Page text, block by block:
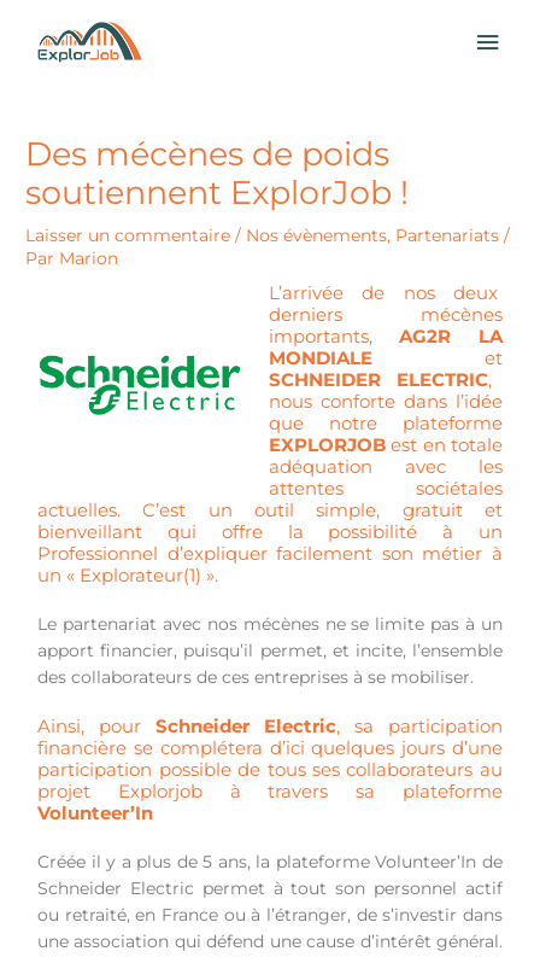
contenu
Des mécènes de poids
soutiennent ExplorJob !
Laisser un commentaire / Nos évènements, Partenariats /
Par Marion
L’arrivée de nos deux
derniers mécènes
importants,AG2R LA
MONDIALE et
SCHNEIDER ELECTRIC,
nous conforte dans l’idée
que notre plateforme
EXPLORJOBest en totale
adéquation avec les
attentes sociétales
actuelles. C’est un outil simple, gratuit et
bienveillant qui offre la possibilité à un
Professionnel d’expliquer facilement son métier à
un « Explorateur(1) ».
Le partenariat avec nos mécènes ne se limite pas à un
apport financier, puisqu’il permet, et incite, l’ensemble
des collaborateurs de ces entreprises à se mobiliser.
Ainsi, pourSchneider Electric, sa participation
financière se complétera d’ici quelques jours d’une
participation possible de tous ses collaborateurs au
projet Explorjob à travers sa plateforme
Volunteer’In
Créée il y a plus de 5 ans, la plateforme Volunteer’In de
Schneider Electric permet à tout son personnel actif
ou retraité, en France ou à l’étranger, de s’investir dans
une association qui défend une cause d’intérêt général.